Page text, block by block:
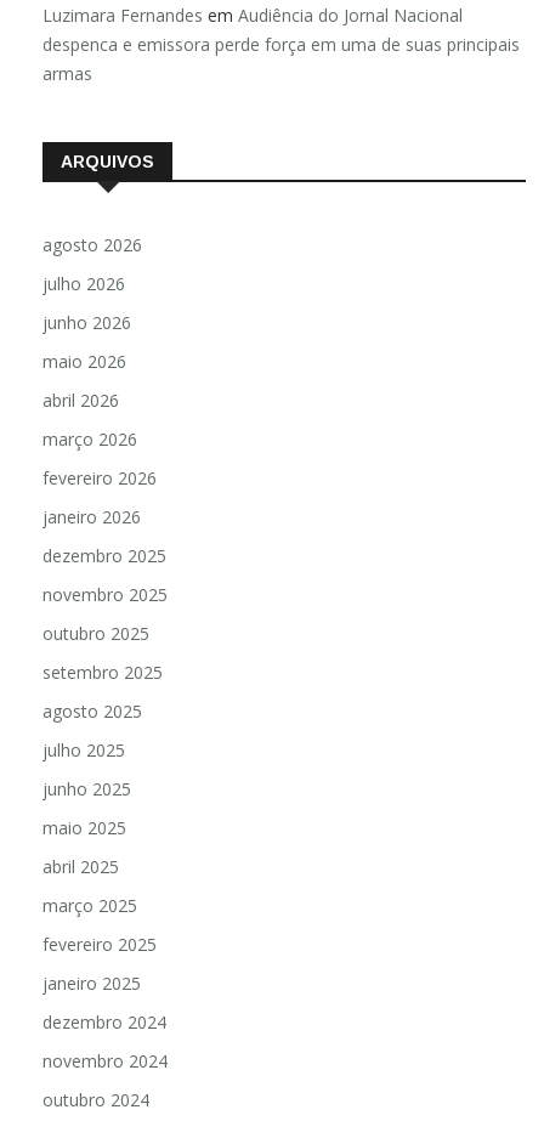
Luzimara Fernandes em Audiência do Jornal Nacional
despenca e emissora perde força em uma de suas principais
armas
ARQUIVOS
agosto 2026
julho 2026
junho 2026
maio 2026
abril 2026
março 2026
fevereiro 2026
janeiro 2026
dezembro 2025
novembro 2025
outubro 2025
setembro 2025
agosto 2025
julho 2025
junho 2025
maio 2025
abril 2025
março 2025
fevereiro 2025
janeiro 2025
dezembro 2024
novembro 2024
outubro 2024